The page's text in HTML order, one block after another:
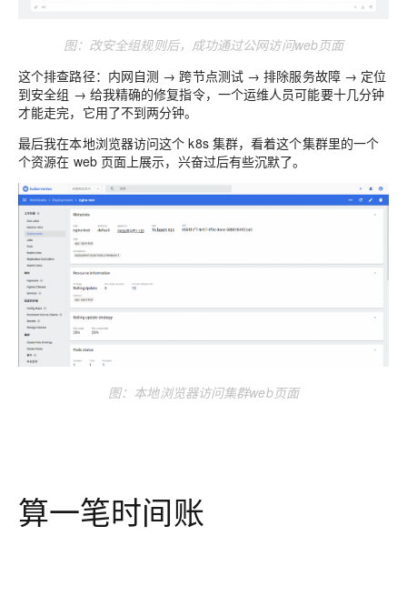
图：改安全组规则后， 成功通过公网访问web页面
这个排查路径：内网自测 → 跨节点测试 → 排除服务故障 → 定位
到安全组 → 给我精确的修复指令，一个运维人员可能要十几分钟
才能走完，它用了不到两分钟。
最后我在本地浏览器访问这个 k8s 集群，看着这个集群里的一个
个资源在 web 页面上展示，兴奋过后有些沉默了。
图：本地浏览器访问集群web页面
算一笔时间账